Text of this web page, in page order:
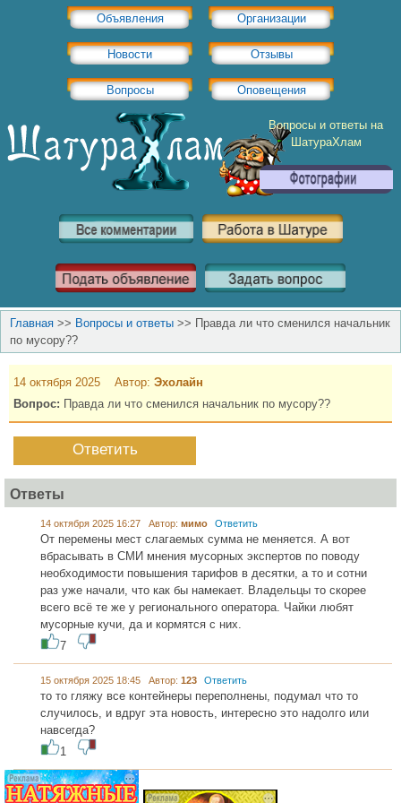
Объявления Организации
Новости Отзывы
Вопросы Оповещения
Вопросы и ответы на
ШатураХлам
Главная >> Вопросы и ответы >> Правда ли что сменился начальник
по мусору??
14 октября 2025 Автор: Эхолайн
Вопрос: Правда ли что сменился начальник по мусору??
Ответить
Ответы
14 октября 2025 16:27 Автор: мимо Ответить
От перемены мест слагаемых сумма не меняется. А вот
вбрасывать в СМИ мнения мусорных экспертов по поводу
необходимости повышения тарифов в десятки, а то и сотни
раз уже начали, что как бы намекает. Владельцы то скорее
всего всё те же у регионального оператора. Чайки любят
мусорные кучи, да и кормятся с них.
7
15 октября 2025 18:45 Автор: 123 Ответить
то то гляжу все контейнеры переполнены, подумал что то
случилось, и вдруг эта новость, интересно это надолго или
навсегда?
1